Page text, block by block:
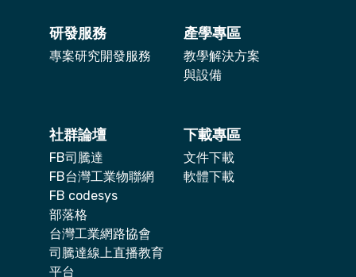
研發服務
專案研究開發服務
產學專區
教學解決方案
與設備
社群論壇
FB司騰達
FB台灣工業物聯網
FB codesys
部落格
台灣工業網路協會
司騰達線上直播教育
平台
下載專區
文件下載
軟體下載